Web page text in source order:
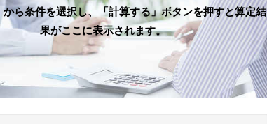
から条件を選択し、「計算する」ボタンを押すと算定結
果がここに表示されます。